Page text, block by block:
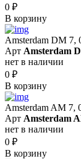
0 ₽
В корзину
Amsterdam DM 7,
Арт Amsterdam
нет в наличии
0 ₽
В корзину
Amsterdam AM 7,
Арт Amsterdam
нет в наличии
0 ₽
В корзину